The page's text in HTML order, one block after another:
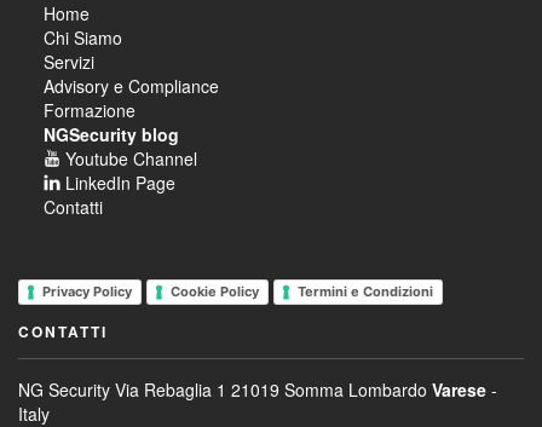
Home
Chi Siamo
Servizi
Advisory e Compliance
Formazione
NGSecurity blog
Youtube Channel
LinkedIn Page
Contatti
Privacy Policy Cookie Policy Termini e Condizioni
CONTATTI
NG Security Via Rebaglia 1 21019 Somma Lombardo Varese -
Italy